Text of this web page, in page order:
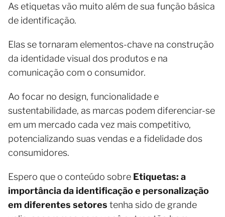
As etiquetas vão muito além de sua função básica
de identificação.
Elas se tornaram elementos-chave na construção
da identidade visual dos produtos e na
comunicação com o consumidor.
Ao focar no design, funcionalidade e
sustentabilidade, as marcas podem diferenciar-se
em um mercado cada vez mais competitivo,
potencializando suas vendas e a fidelidade dos
consumidores.
Espero que o conteúdo sobre Etiquetas: a
importância da identificação e personalização
em diferentes setores tenha sido de grande